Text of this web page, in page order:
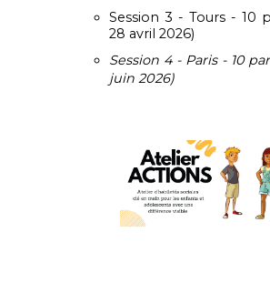
Session 3 - Tours - 10
28 avril 2026)
Session 4 - Paris - 10
juin 2026)